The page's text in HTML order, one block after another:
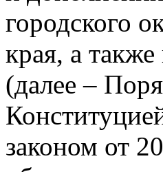
городского
края, а
(далее –
законом